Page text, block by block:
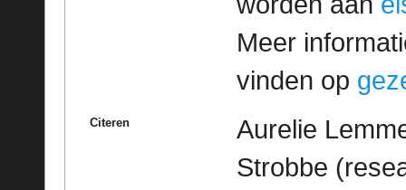
Meer
vinden op
Citeren
Aurelie
Strobbe